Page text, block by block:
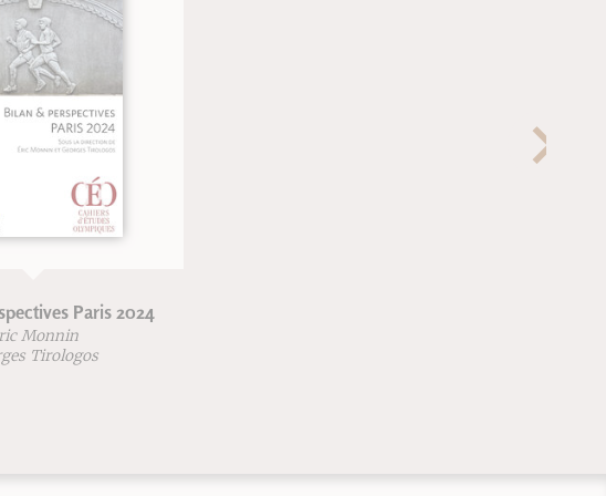
Paris 2024
Monnin
Tirologos